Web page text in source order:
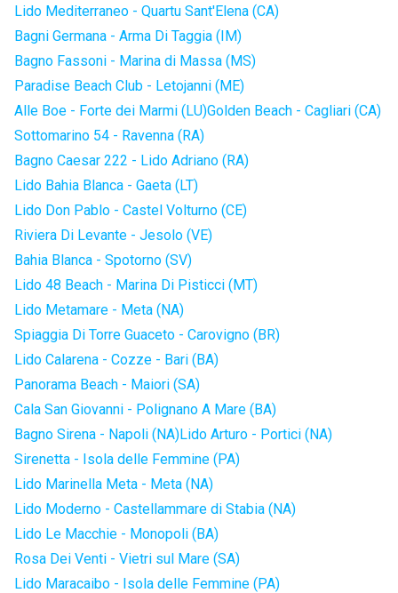
Lido Mediterraneo - Quartu Sant'Elena (CA)
Bagni Germana - Arma Di Taggia (IM)
Bagno Fassoni - Marina di Massa (MS)
Paradise Beach Club - Letojanni (ME)
Alle Boe - Forte dei Marmi (LU)Golden Beach - Cagliari (CA)
Sottomarino 54 - Ravenna (RA)
Bagno Caesar 222 - Lido Adriano (RA)
Lido Bahia Blanca - Gaeta (LT)
Lido Don Pablo - Castel Volturno (CE)
Riviera Di Levante - Jesolo (VE)
Bahia Blanca - Spotorno (SV)
Lido 48 Beach - Marina Di Pisticci (MT)
Lido Metamare - Meta (NA)
Spiaggia Di Torre Guaceto - Carovigno (BR)
Lido Calarena - Cozze - Bari (BA)
Panorama Beach - Maiori (SA)
Cala San Giovanni - Polignano A Mare (BA)
Bagno Sirena - Napoli (NA)Lido Arturo - Portici (NA)
Sirenetta - Isola delle Femmine (PA)
Lido Marinella Meta - Meta (NA)
Lido Moderno - Castellammare di Stabia (NA)
Lido Le Macchie - Monopoli (BA)
Rosa Dei Venti - Vietri sul Mare (SA)
Lido Maracaibo - Isola delle Femmine (PA)